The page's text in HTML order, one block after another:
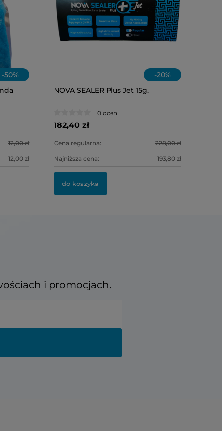
-50%
12,00 zł
12,00 zł
-20%
NOVA SEALER Plus Jet 15g.
0 ocen
182,40 zł
Cena regularna: 228,00 zł
Najniższa cena: 193,80 zł
do koszyka
i promocjach.